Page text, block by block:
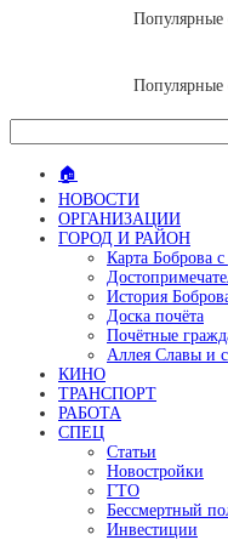
Популярные
Популярные
🏠
НОВОСТИ
ОРГАНИЗАЦИИ
ГОРОД И РАЙОН
Карта Боброва
История
Доска почёта
Почётные
Аллея Славы и
КИНО
ТРАНСПОРТ
РАБОТА
СПЕЦ
Статьи
Новостройки
ГТО
Бессмертный
Инвестиции